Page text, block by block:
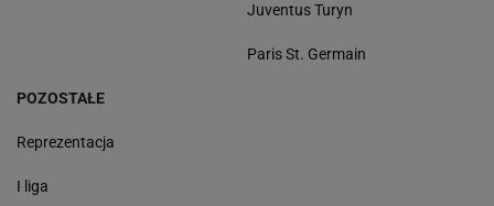
Juventus Turyn
Paris St. Germain
POZOSTAŁE
Reprezentacja
I liga